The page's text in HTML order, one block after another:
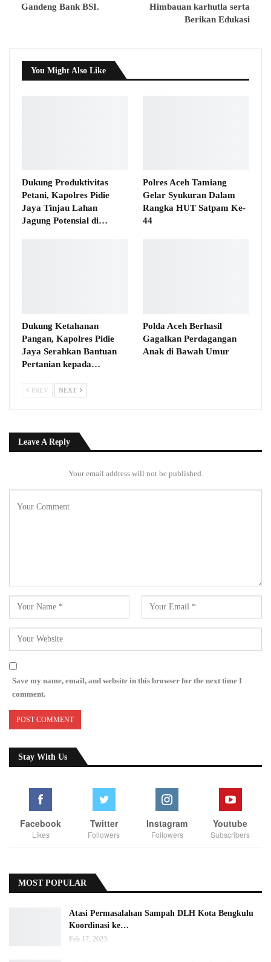
Gandeng Bank BSI.
Himbauan karhutla serta
Berikan Edukasi
You Might Also Like
Dukung Produktivitas
Petani, Kapolres Pidie
Jaya Tinjau Lahan
Jagung Potensial di…
Polres Aceh Tamiang
Gelar Syukuran Dalam
Rangka HUT Satpam Ke-
44
Dukung Ketahanan
Pangan, Kapolres Pidie
Jaya Serahkan Bantuan
Pertanian kepada…
Polda Aceh Berhasil
Gagalkan Perdagangan
Anak di Bawah Umur
PREV NEXT
Leave A Reply
Your email address will not be published.
Save my name, email, and website in this browser for the next time I
comment.
Stay With Us
Facebook
Likes
Twitter
Followers
Instagram
Followers
Youtube
Subscribers
MOST POPULAR
Atasi Permasalahan Sampah DLH Kota Bengkulu
Koordinasi ke…
Feb 17, 2023